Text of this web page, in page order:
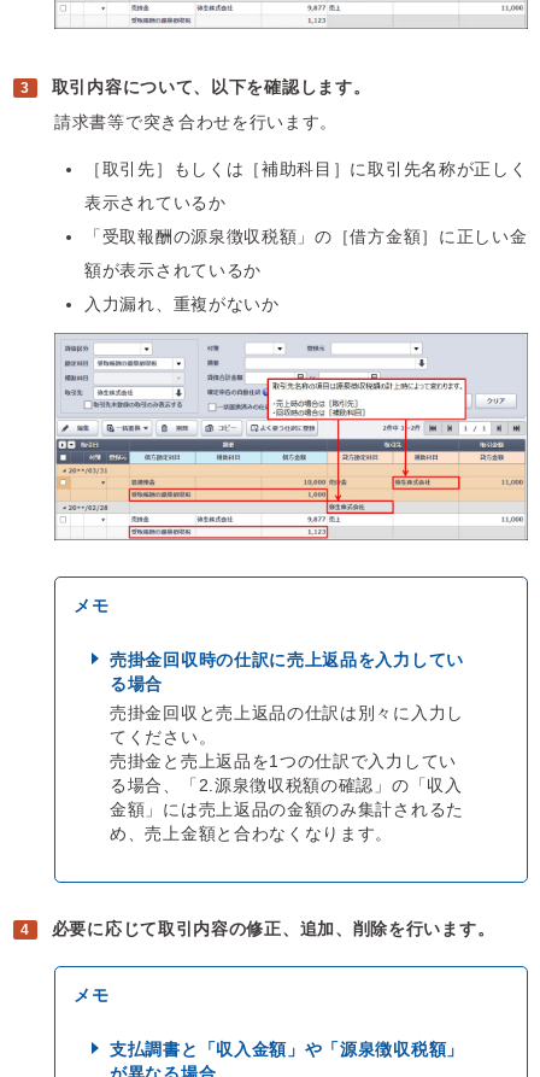
取引内容について、以下を確認します。
請求書等で突き合わせを行います。
［取引先］もしくは［補助科目］に取引先名称が正しく
表示されているか
「受取報酬の源泉徴収税額」の［借方金額］に正しい金
額が表示されているか
入力漏れ、重複がないか
売掛金回収時の仕訳に売上返品を入力してい
る場合
売掛金回収と売上返品の仕訳は別々に入力し
てください。
売掛金と売上返品を1つの仕訳で入力してい
る場合、「2.源泉徴収税額の確認」の「収入
金額」には売上返品の金額のみ集計されるた
め、売上金額と合わなくなります。
必要に応じて取引内容の修正、追加、削除を行います。
支払調書と「収入金額」や「源泉徴収税額」
が異なる場合